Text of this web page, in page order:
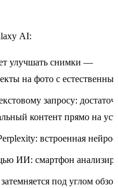
AI:
улучшать снимки —
на фото с
запросу:
контент прямо на
: встроенная
ИИ: смартфон
затемняется под углом